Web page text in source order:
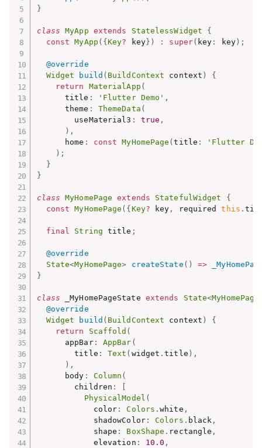
}
class MyApp extends StatelessWidget
{
const
MyApp ( {Key? key} ) : super( key : key) ;
@override
Widget
build ( BuildContext context )
{
return
MaterialApp (
      title
: 'Flutter Demo' ,
      theme
: ThemeData (
        useMaterial3
: true ,
) ,
      home
: const MyHomePage (title :
'Flutter
) ;
}
}
class MyHomePage extends StatefulWidget
{
const
MyHomePage ( { Key? key , required this .
final String title ;
@override
State<MyHomePage> createState ( ) =>
}
class _MyHomePageState extends State<MyHomePage
@override
Widget
build ( BuildContext context )
{
return
Scaffold (
      appBar
: AppBar (
        title
: Text ( widget .title ) ,
) ,
      body
: Column (
        children
:
PhysicalModel (
            color
: Colors .white ,
            shadowColor
: Colors . black ,
            shape
: BoxShape . rectangle ,
            elevation
: 10.0 ,